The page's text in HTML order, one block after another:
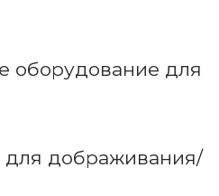
оборудование для
для дображивания/